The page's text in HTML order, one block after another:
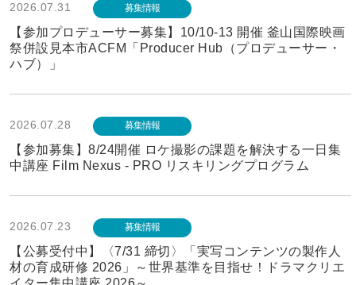
2026.07.31 募集情報
【参加プロデューサー募集】10/10-13 開催 釜山国際映画
祭併設見本市ACFM「Producer Hub（プロデューサー・
ハブ）」
2026.07.28 募集情報
【参加募集】8/24開催 ロケ撮影の課題を解決する一日集
中講座 Film Nexus - PRO リスキリングプログラム
2026.07.23 募集情報
【公募受付中】〈7/31 締切〉「実写コンテンツの製作人
材の育成研修 2026」～世界基準を目指せ！ドラマクリエ